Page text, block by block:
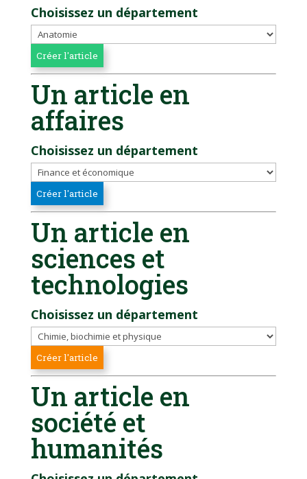
Choisissez un département
Un article en
affaires
Choisissez un département
Un article en
sciences et
technologies
Choisissez un département
Un article en
société et
humanités